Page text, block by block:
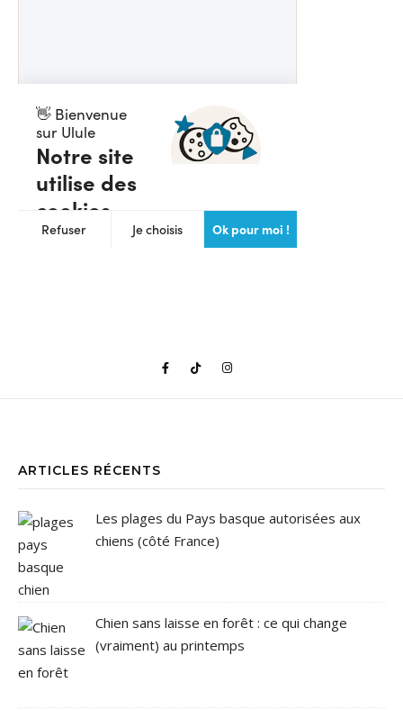
ARTICLES RÉCENTS
Les plages du Pays basque autorisées aux
chiens (côté France)
Chien sans laisse en forêt : ce qui change
(vraiment) au printemps